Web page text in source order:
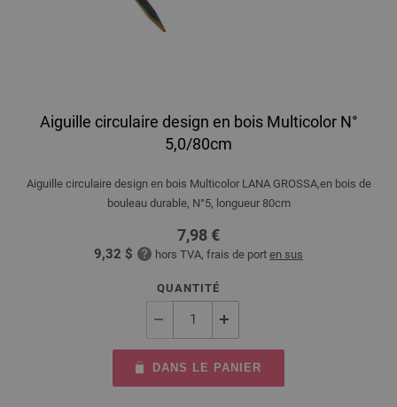
Aiguille circulaire design en bois Multicolor N°
5,0/80cm
Aiguille circulaire design en bois Multicolor LANA GROSSA,en bois de
bouleau durable, N°5, longueur 80cm
7,98 €
9,32 $ hors TVA, frais de port en sus
QUANTITÉ
DANS LE PANIER